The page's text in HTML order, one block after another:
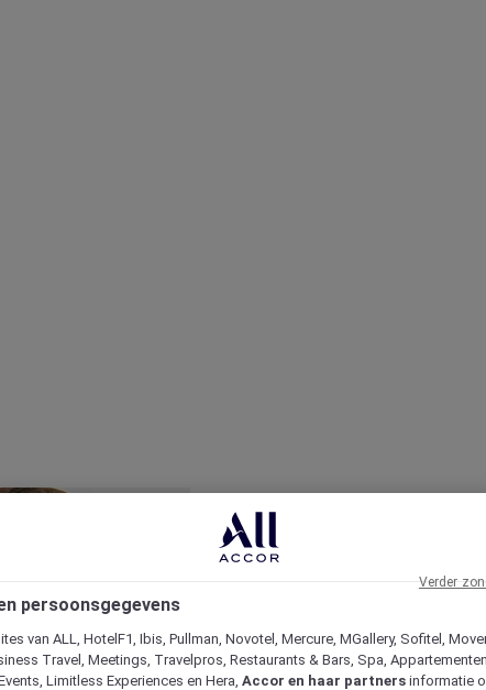
persoonsgegevens
van ALL, HotelF1, Ibis, Pullman, Novotel, Mercure, MGallery, Sofitel,
Travel, Meetings, Travelpros, Restaurants & Bars, Spa,
Limitless Experiences en Hera, Accor en haar partners informatie
Verder